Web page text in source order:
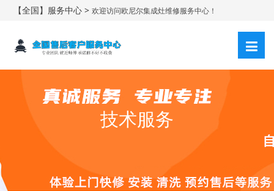
【全国】服务中心 >欢迎访问欧尼尔集成灶维修服务中心！
技术服务